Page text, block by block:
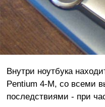
Внутри ноутбука
Pentium 4-M, со всеми
последствиями - при